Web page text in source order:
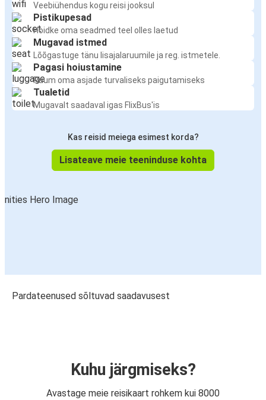
Veebiühendus kogu reisi jooksul
Pistikupesad
Hoidke oma seadmed teel olles laetud
Mugavad istmed
Lõõgastuge tänu lisajalaruumile ja reg. istmetele.
Pagasi hoiustamine
Ruum oma asjade turvaliseks paigutamiseks
Tualetid
Mugavalt saadaval igas FlixBus'is
Kas reisid meiega esimest korda?
Lisateave meie teeninduse kohta
Pardateenused sõltuvad saadavusest
Kuhu järgmiseks?
Avastage meie reisikaart rohkem kui 8000